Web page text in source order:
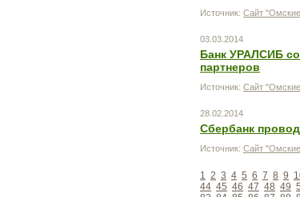
Источник: Сайт
03.03.2014
Банк УРАЛСИБ
партнеров
Источник: Сайт
28.02.2014
Сбербанк
Источник: Сайт
1 2 3 4 5 6 7 8 9
44 45 46 47 48 49